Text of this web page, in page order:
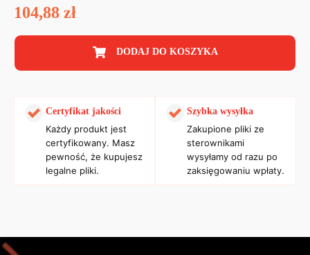
104,88 zł
DODAJ DO KOSZYKA
Certyfikat jakości
Każdy produkt jest
certyfikowany. Masz
pewność, że kupujesz
legalne pliki.
Szybka wysyłka
Zakupione pliki ze
sterownikami
wysyłamy od razu po
zaksięgowaniu wpłaty.